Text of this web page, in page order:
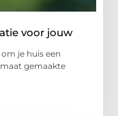
voor jouw
je huis een
gemaakte